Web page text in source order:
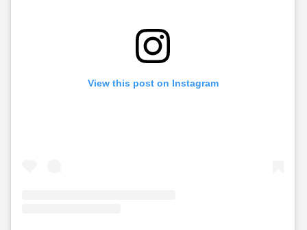
View this post on Instagram